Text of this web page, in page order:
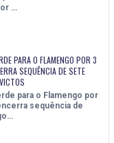
…
PARA O FLAMENGO POR 3
SEQUÊNCIA DE SETE
para o Flamengo por
sequência de